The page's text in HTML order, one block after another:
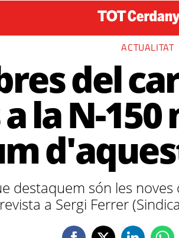
ACTUALITAT
del
la N-
destaquem són les
a Sergi Ferrer